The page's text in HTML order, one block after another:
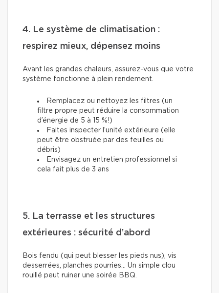
4. Le système de climatisation :
respirez mieux, dépensez moins
Avant les grandes chaleurs, assurez-vous que votre
système fonctionne à plein rendement.
Remplacez ou nettoyez les filtres (un
filtre propre peut réduire la consommation
d’énergie de 5 à 15 %!)
Faites inspecter l’unité extérieure (elle
peut être obstruée par des feuilles ou
débris)
Envisagez un entretien professionnel si
cela fait plus de 3 ans
5. La terrasse et les structures
extérieures : sécurité d’abord
Bois fendu (qui peut blesser les pieds nus), vis
desserrées, planches pourries... Un simple clou
rouillé peut ruiner une soirée BBQ.